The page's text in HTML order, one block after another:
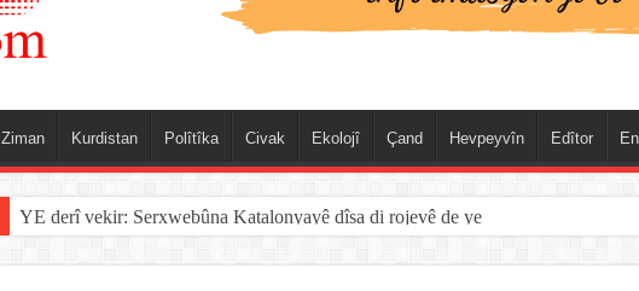
Ziman Kurdistan Polîtîka Civak Ekolojî Çand Hevpeyvîn Edîtor
Sînorê di navbera Îspanya û Cebelîtariqê de hate rakirin